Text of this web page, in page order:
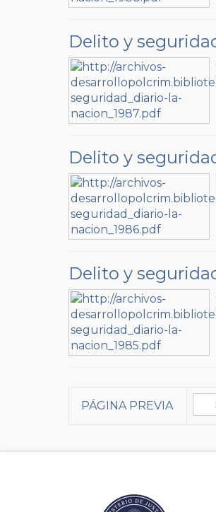
Delito y
Delito y
Delito y
PÁGINA PREVIA